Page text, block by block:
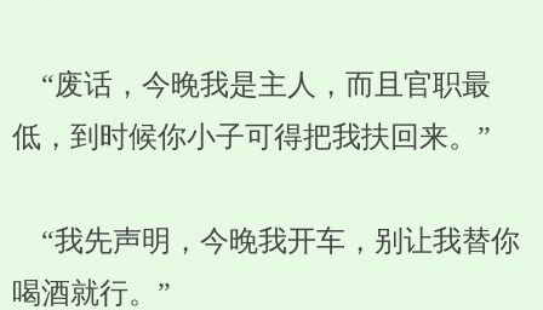
“废话，今晚我是主人，而且官职最
低，到时候你小子可得把我扶回来。”
“我先声明，今晚我开车，别让我替你
喝酒就行。”